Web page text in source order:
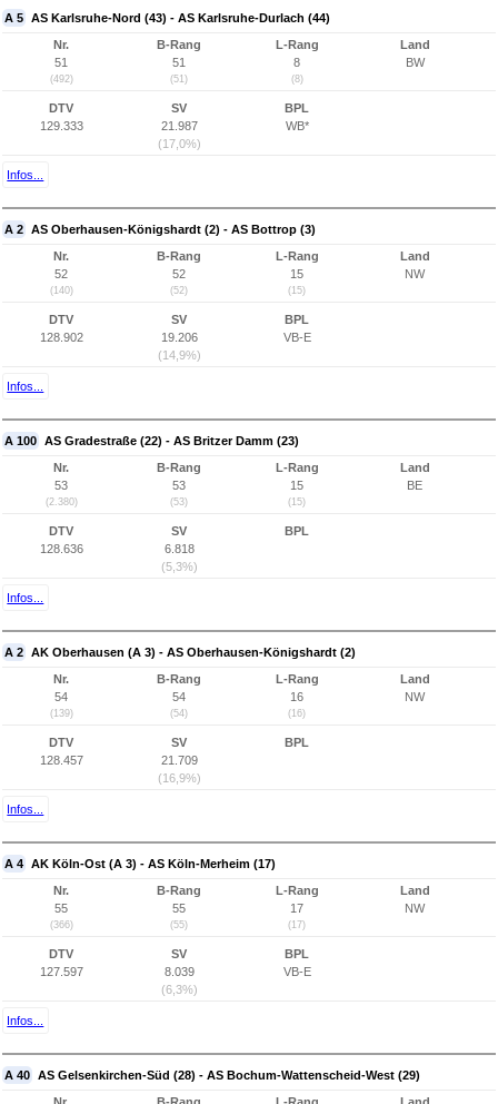
A 5 AS Karlsruhe-Nord (43) - AS Karlsruhe-Durlach (44)
Nr.
51
(492)
B-Rang
51
(51)
L-Rang
8
(8)
Land
BW
DTV
129.333
SV
21.987
(17,0%)
BPL
WB*
Infos...
A 2 AS Oberhausen-Königshardt (2) - AS Bottrop (3)
Nr.
52
(140)
B-Rang
52
(52)
L-Rang
15
(15)
Land
NW
DTV
128.902
SV
19.206
(14,9%)
BPL
VB-E
Infos...
A 100 AS Gradestraße (22) - AS Britzer Damm (23)
Nr.
53
(2.380)
B-Rang
53
(53)
L-Rang
15
(15)
Land
BE
DTV
128.636
SV
6.818
(5,3%)
BPL
Infos...
A 2 AK Oberhausen (A 3) - AS Oberhausen-Königshardt (2)
Nr.
54
(139)
B-Rang
54
(54)
L-Rang
16
(16)
Land
NW
DTV
128.457
SV
21.709
(16,9%)
BPL
Infos...
A 4 AK Köln-Ost (A 3) - AS Köln-Merheim (17)
Nr.
55
(366)
B-Rang
55
(55)
L-Rang
17
(17)
Land
NW
DTV
127.597
SV
8.039
(6,3%)
BPL
VB-E
Infos...
A 40 AS Gelsenkirchen-Süd (28) - AS Bochum-Wattenscheid-West (29)